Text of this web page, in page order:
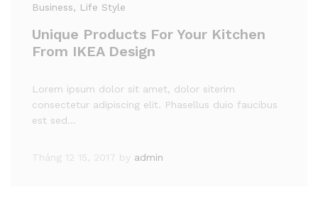
Business, Life Style
Unique Products For Your Kitchen
From IKEA Design
Lorem ipsum dolor sit amet, dolor siterim
consectetur adipiscing elit. Phasellus duio faucibus
est sed…
Tháng 12 15, 2017 by admin